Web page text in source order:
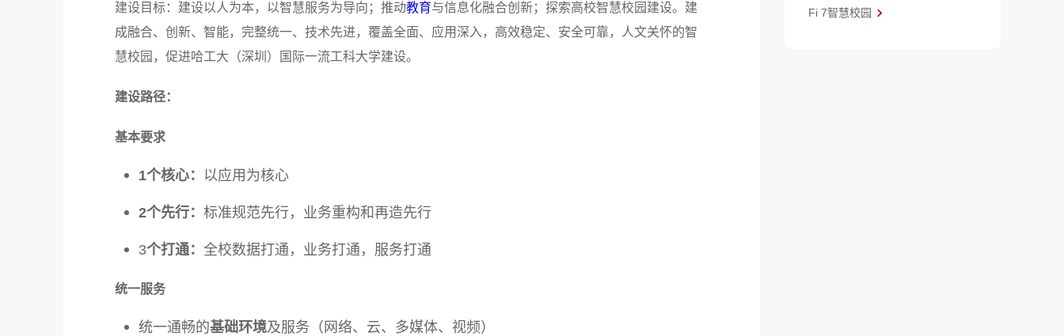
建设目标：建设以人为本，以智慧服务为导向；推动教育与信息化融合创新；探索高校智慧校园建设。建
成融合、创新、智能，完整统一、技术先进，覆盖全面、应用深入，高效稳定、安全可靠，人文关怀的智
慧校园，促进哈工大（深圳）国际一流工科大学建设。
建设路径：
基本要求
1个核心： 以应用为核心
2个先行： 标准规范先行，业务重构和再造先行
3个打通： 全校数据打通，业务打通，服务打通
统一服务
统一通畅的基础环境及服务（网络、云、多媒体、视频）
Fi 7智慧校园